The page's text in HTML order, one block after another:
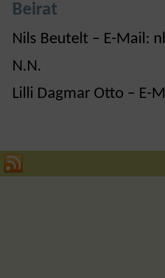
Beirat
Nils Beutelt – E-Mail:
N.N.
Lilli Dagmar Otto – E-